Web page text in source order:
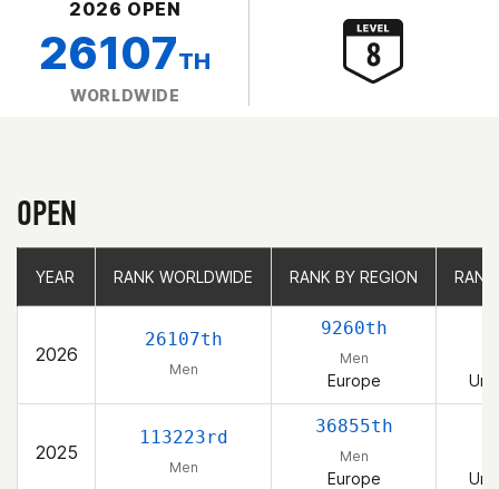
2026 OPEN
26107TH
WORLDWIDE
OPEN
YEAR RANK WORLDWIDE RANK BY REGION
2026
26107th
Men
9260th
Men
Europe
2025
113223rd
Men
36855th
Men
Europe
YEAR RANK WORLDWIDE RANK BY REGION